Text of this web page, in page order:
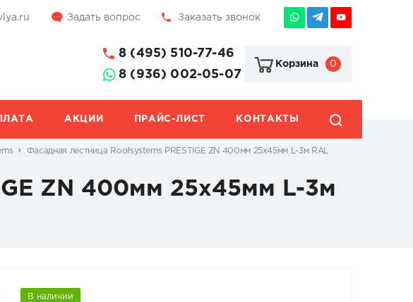
Задать вопрос Заказать звонок
8 (495) 510-77-46
8 (936) 002-05-07
Корзина 0
АКЦИИ ПРАЙС-ЛИСТ КОНТАКТЫ
Фасадная лестница Roofsystems PRESTIGE ZN 400мм 25x45мм L-3м RAL
ZN 400мм 25x45мм L-3м
В наличии